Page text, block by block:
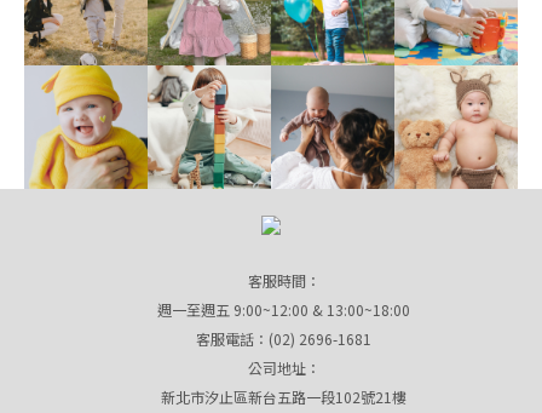
客服時間：
週一至週五 9:00~12:00 & 13:00~18:00
客服電話：(02) 2696-1681
公司地址：
新北市汐止區新台五路一段102號21樓